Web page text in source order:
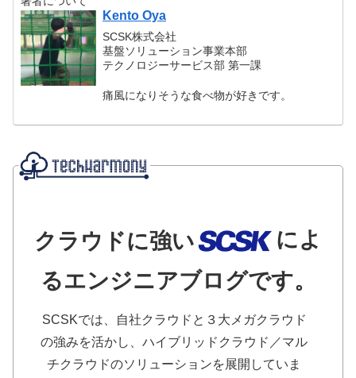
Kento Oya
SCSK株式会社
基盤ソリューション事業本部
テクノロジーサービス部 第一課
痛風になりそうな食べ物が好きです。
クラウドに強い
によ
るエンジニアブログです。
SCSKでは、自社クラウドと３大メガクラウド
の強みを活かし、ハイブリッドクラウド／マル
チクラウドのソリューションを展開していま